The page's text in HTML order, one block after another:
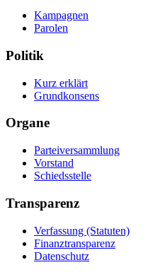
Kampagnen
Parolen
Politik
Kurz erklärt
Grundkonsens
Organe
Parteiversammlung
Vorstand
Schiedsstelle
Transparenz
Verfassung (Statuten)
Finanztransparenz
Datenschutz